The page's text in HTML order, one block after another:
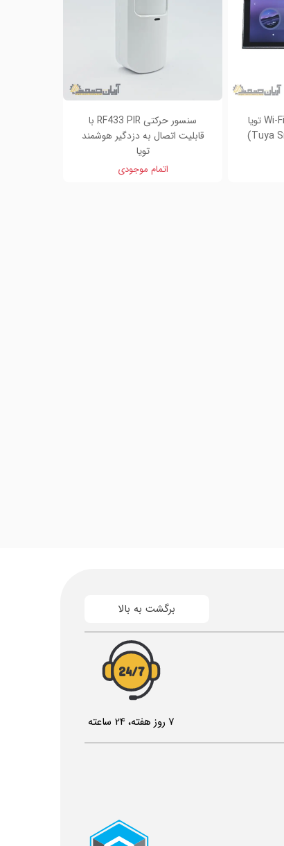
تاچ پنل مرکزی ۶ اینچ Wi-Fi تویا
سنسور حرکتی RF433 PIR با
قابلیت اتصال به دزدگیر هوشمند
تویا
اتمام موجودی
7 روز هفته، 24 ساعته
برگشت به بالا
24/7